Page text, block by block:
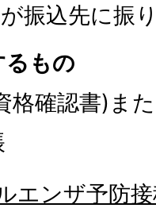
振込先に振
るもの
格確認書)ま
エンザ予防